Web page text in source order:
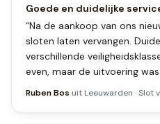
Goede en duidelijke
“Na de aankoop van ons
sloten laten vervangen.
verschillende
even, maar de uitvoering
Ruben Bos uit Leeuwarden ·Slot